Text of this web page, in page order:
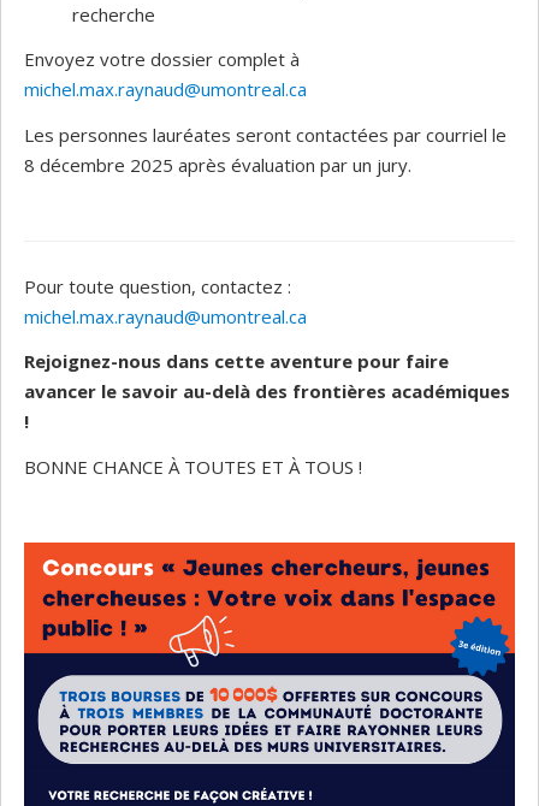
recherche
Envoyez votre dossier complet à
michel.max.raynaud@umontreal.ca
Les personnes lauréates seront contactées par courriel le
8 décembre 2025 après évaluation par un jury.
Pour toute question, contactez :
michel.max.raynaud@umontreal.ca
Rejoignez-nous dans cette aventure pour faire
avancer le savoir au-delà des frontières académiques
!
BONNE CHANCE À TOUTES ET À TOUS !